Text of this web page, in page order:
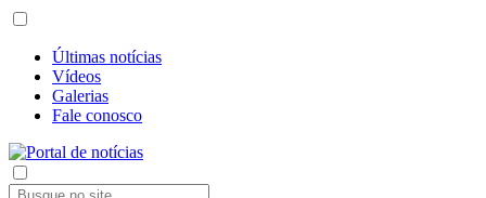
Últimas notícias
Vídeos
Galerias
Fale conosco